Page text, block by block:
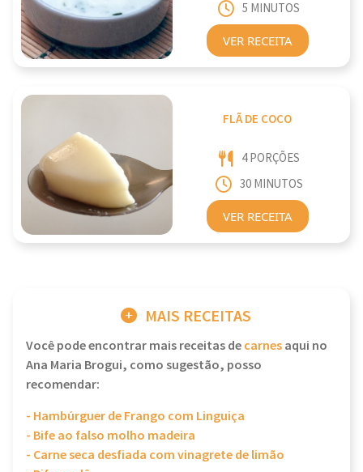
5 MINUTOS
VER RECEITA
FLÃ DE COCO
4 PORÇÕES
30 MINUTOS
VER RECEITA
MAIS RECEITAS
Você pode encontrar mais receitas decarnesaqui no
Ana Maria Brogui, como sugestão, posso
recomendar:
- Hambúrguer de Frango com Linguiça
- Bife ao falso molho madeira
- Carne seca desfiada com vinagrete de limão